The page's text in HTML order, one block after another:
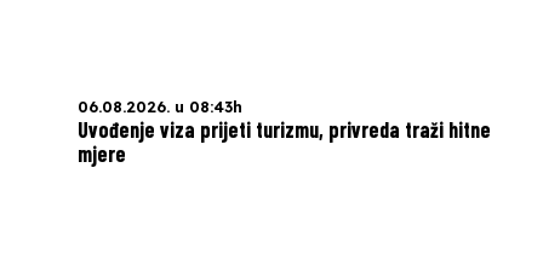
06.08.2026. u 08:43h
Uvođenje viza prijeti turizmu, privreda traži hitne
mjere